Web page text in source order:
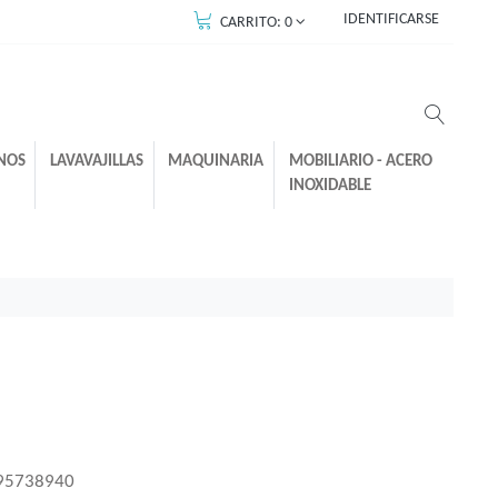
CARRITO:0 IDENTIFICARSE
LAVAVAJILLAS MAQUINARIA
MOBILIARIO - ACERO
INOXIDABLE